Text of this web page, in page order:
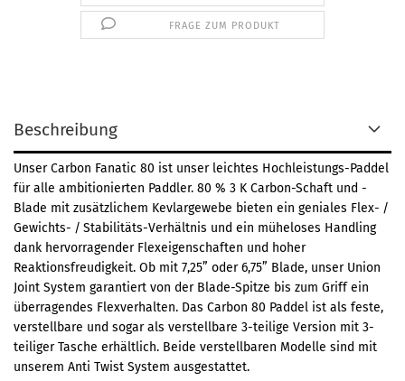
FRAGE ZUM PRODUKT
Beschreibung
Unser Carbon Fanatic 80 ist unser leichtes Hochleistungs-Paddel
für alle ambitionierten Paddler. 80 % 3 K Carbon-Schaft und -
Blade mit zusätzlichem Kevlargewebe bieten ein geniales Flex- /
Gewichts- / Stabilitäts-Verhältnis und ein müheloses Handling
dank hervorragender Flexeigenschaften und hoher
Reaktionsfreudigkeit. Ob mit 7,25” oder 6,75” Blade, unser Union
Joint System garantiert von der Blade-Spitze bis zum Griff ein
überragendes Flexverhalten. Das Carbon 80 Paddel ist als feste,
verstellbare und sogar als verstellbare 3-teilige Version mit 3-
teiliger Tasche erhältlich. Beide verstellbaren Modelle sind mit
unserem Anti Twist System ausgestattet.